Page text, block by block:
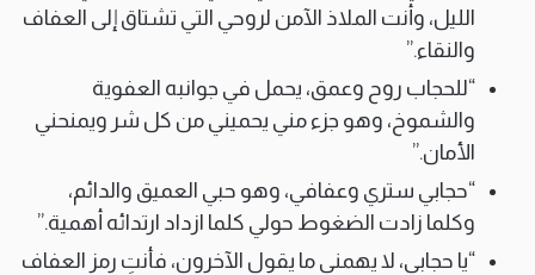
الليل، وأنت الملاذ الآمن لروحي التي تشتاق إلى العفاف
والنقاء.”
“للحجاب روح وعمق، يحمل في جوانبه العفوية
والشموخ، وهو جزء مني يحميني من كل شر ويمنحني
الأمان.”
“حجابي ستري وعفافي، وهو حبي العميق والدائم،
وكلما زادت الضغوط حولي كلما ازداد ارتدائه أهمية.”
“يا حجابي، لا يهمني ما يقول الآخرون، فأنتِ رمز العفاف